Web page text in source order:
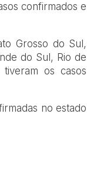
confirmados e
Grosso do Sul,
do Sul, Rio de
os casos
no estado